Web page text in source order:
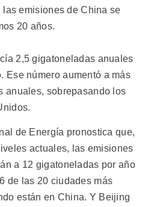
emisiones de China se
20 años.
2,5 gigatoneladas anuales
Ese número aumentó a más
anuales, sobrepasando los
de Energía pronostica que,
actuales, las emisiones
a 12 gigatoneladas por año
de las 20 ciudades más
están en China. Y Beijing